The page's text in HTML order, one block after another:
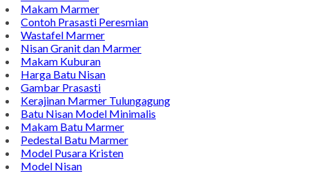
Makam Marmer
Contoh Prasasti Peresmian
Wastafel Marmer
Nisan Granit dan Marmer
Makam Kuburan
Harga Batu Nisan
Gambar Prasasti
Kerajinan Marmer Tulungagung
Batu Nisan Model Minimalis
Makam Batu Marmer
Pedestal Batu Marmer
Model Pusara Kristen
Model Nisan